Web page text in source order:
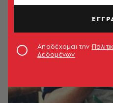
Αποδέχομαι την
Δεδομένων